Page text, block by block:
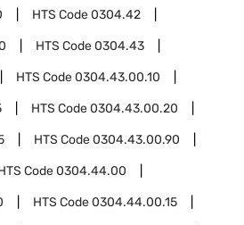
HTS Code0304.42
HTS Code0304.43
HTS Code0304.43.00.10
HTS Code0304.43.00.20
HTS Code0304.43.00.90
Code0304.44.00
HTS Code0304.44.00.15